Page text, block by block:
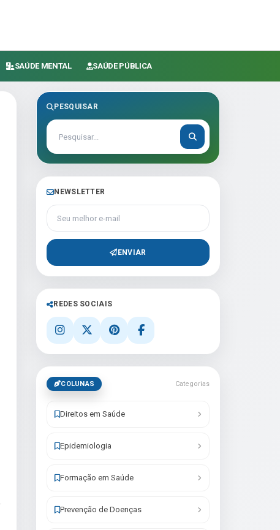
SAÚDE MENTAL SAÚDE PÚBLICA
PESQUISAR
NEWSLETTER
Seu melhor e-mail
ENVIAR
REDES SOCIAIS
COLUNAS Categorias
Direitos em Saúde
Epidemiologia
Formação em Saúde
Prevenção de Doenças